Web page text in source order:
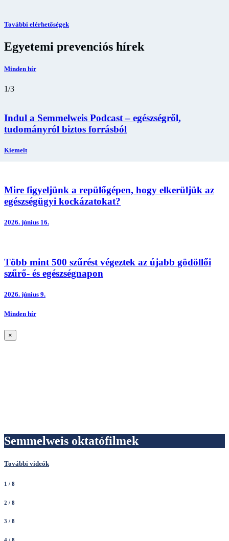
További elérhetőségek
Egyetemi prevenciós hírek
Minden hír
1/3
Indul a Semmelweis Podcast – egészségről,
tudományról biztos forrásból
Kiemelt
Mire figyeljünk a repülőgépen, hogy elkerüljük az
egészségügyi kockázatokat?
2026. június 16.
Több mint 500 szűrést végeztek az újabb gödöllői
szűrő- és egészségnapon
2026. június 9.
Minden hír
×
Semmelweis oktatófilmek
További videók
1 / 8
2 / 8
3 / 8